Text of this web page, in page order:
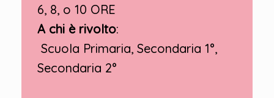
6, 8, o 10 ORE
A chi è rivolto:
Scuola Primaria, Secondaria 1°,
Secondaria 2°